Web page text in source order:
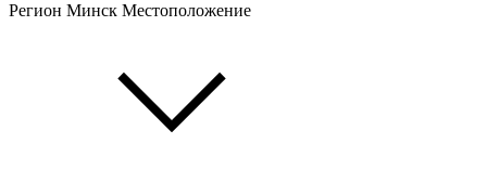
Регион Минск Местоположение